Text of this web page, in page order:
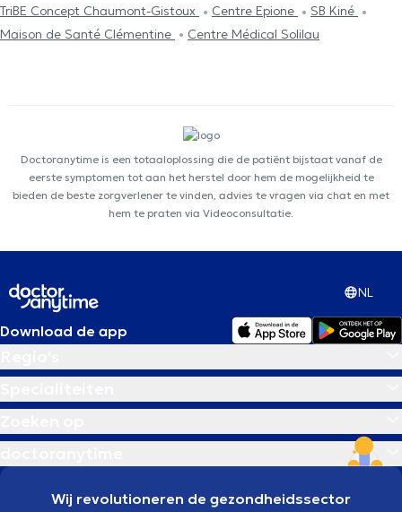
TriBE Concept Chaumont-Gistoux
Centre Epione
SB Kiné
Maison de Santé Clémentine
Centre Médical Solilau
Doctoranytime is een totaaloplossing die de patiënt bijstaat vanaf de
eerste symptomen tot aan het herstel door hem de mogelijkheid te
bieden de beste zorgverlener te vinden, advies te vragen via chat en met
hem te praten via Videoconsultatie.
NL
Download de app
Wij revolutioneren de gezondheidssector